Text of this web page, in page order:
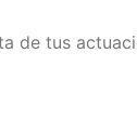
de tus